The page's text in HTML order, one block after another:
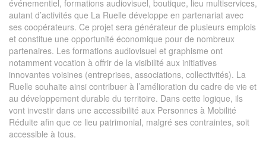
événementiel, formations audiovisuel, boutique, lieu multiservices,
autant d’activités que La Ruelle développe en partenariat avec
ses coopérateurs. Ce projet sera générateur de plusieurs emplois
et constitue une opportunité économique pour de nombreux
partenaires. Les formations audiovisuel et graphisme ont
notamment vocation à offrir de la visibilité aux initiatives
innovantes voisines (entreprises, associations, collectivités). La
Ruelle souhaite ainsi contribuer à l’amélioration du cadre de vie et
au développement durable du territoire. Dans cette logique, ils
vont investir dans une accessibilité aux Personnes à Mobilité
Réduite afin que ce lieu patrimonial, malgré ses contraintes, soit
accessible à tous.